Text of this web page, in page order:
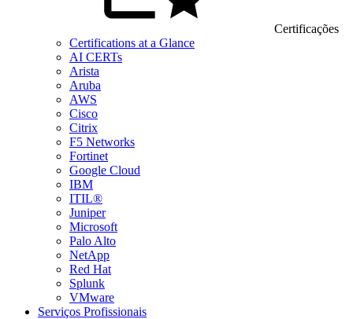
Certificações
Certifications at a Glance
AI CERTs
Arista
Aruba
AWS
Cisco
Citrix
F5 Networks
Fortinet
Google Cloud
IBM
ITIL®
Juniper
Microsoft
Palo Alto
NetApp
Red Hat
Splunk
VMware
Serviços Profissionais